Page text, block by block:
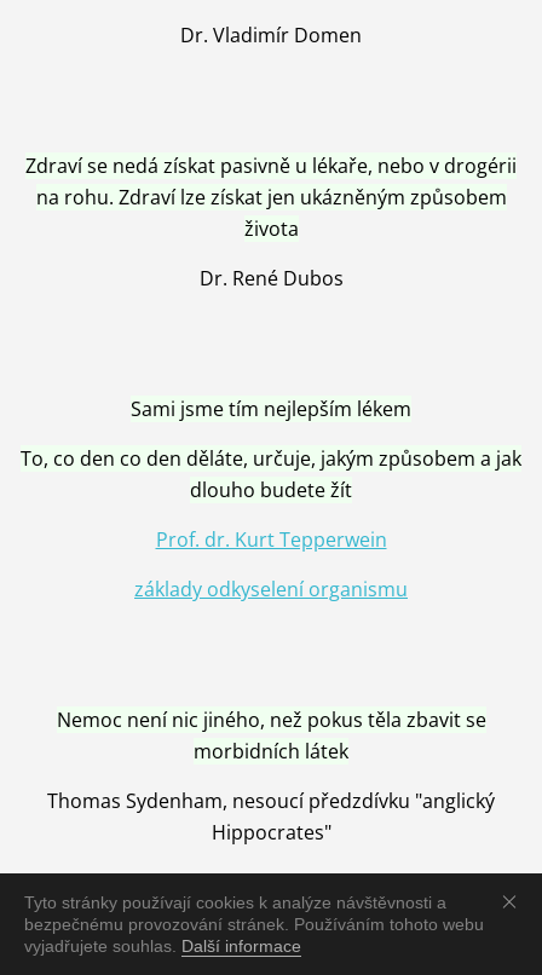
Tyto stránky používají cookies k analýze návštěvnosti a
bezpečnému provozování stránek. Používáním tohoto webu
vyjadřujete souhlas. Další informace
Dr. Vladimír Domen
Zdraví se nedá získat pasivně u lékaře, nebo v drogérii
na rohu. Zdraví lze získat jen ukázněným způsobem
života
Dr. René Dubos
Sami jsme tím nejlepším lékem
To, co den co den děláte, určuje, jakým způsobem a jak
dlouho budete žít
Prof. dr. Kurt Tepperwein
základy odkyselení organismu
Nemoc není nic jiného, než pokus těla zbavit se
morbidních látek
Thomas Sydenham, nesoucí předzdívku "anglický
Hippocrates"
Nemoc je vyléčena jen pomocí Přírody, neutralizací a